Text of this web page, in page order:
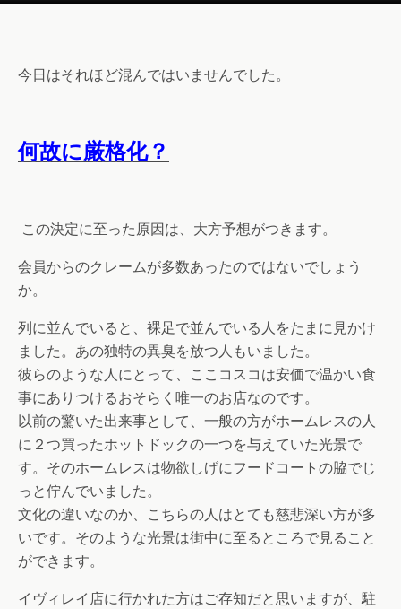
今日はそれほど混んではいませんでした。
何故に厳格化？
この決定に至った原因は、大方予想がつきます。
会員からのクレームが多数あったのではないでしょう
か。
列に並んでいると、裸足で並んでいる人をたまに見かけ
ました。あの独特の異臭を放つ人もいました。
彼らのような人にとって、ここコスコは安価で温かい食
事にありつけるおそらく唯一のお店なのです。
以前の驚いた出来事として、一般の方がホームレスの人
に２つ買ったホットドックの一つを与えていた光景で
す。そのホームレスは物欲しげにフードコートの脇でじ
っと佇んでいました。
文化の違いなのか、こちらの人はとても慈悲深い方が多
いです。そのような光景は街中に至るところで見ること
ができます。
イヴィレイ店に行かれた方はご存知だと思いますが、駐